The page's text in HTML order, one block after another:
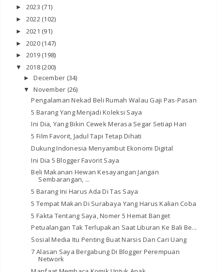
► 2023 (71)
► 2022 (102)
► 2021 (91)
► 2020 (147)
► 2019 (198)
▼ 2018 (200)
►December (34)
▼November (26)
Pengalaman Nekad Beli Rumah Walau Gaji Pas-Pasan
5 Barang Yang Menjadi Koleksi Saya
Ini Dia, Yang Bikin Cewek Merasa Segar Setiap Hari
5 Film Favorit, Jadul Tapi Tetap Dihati
Dukung Indonesia Menyambut Ekonomi Digital
Ini Dia 5 Blogger Favorit Saya
Beli Makanan Hewan Kesayangan Jangan
Sembarangan, ...
5 Barang Ini Harus Ada Di Tas Saya
5 Tempat Makan Di Surabaya Yang Harus Kalian Coba
5 Fakta Tentang Saya, Nomer 5 Hemat Banget
Petualangan Tak Terlupakan Saat Liburan Ke Bali Be...
Sosial Media Itu Penting Buat Narsis Dan Cari Uang
7 Alasan Saya Bergabung Di Blogger Perempuan
Network